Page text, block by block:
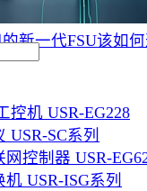
控机 USR-EG228
USR-SC系列
控制器 USR-
USR-ISG系列
新一代FSU该如何